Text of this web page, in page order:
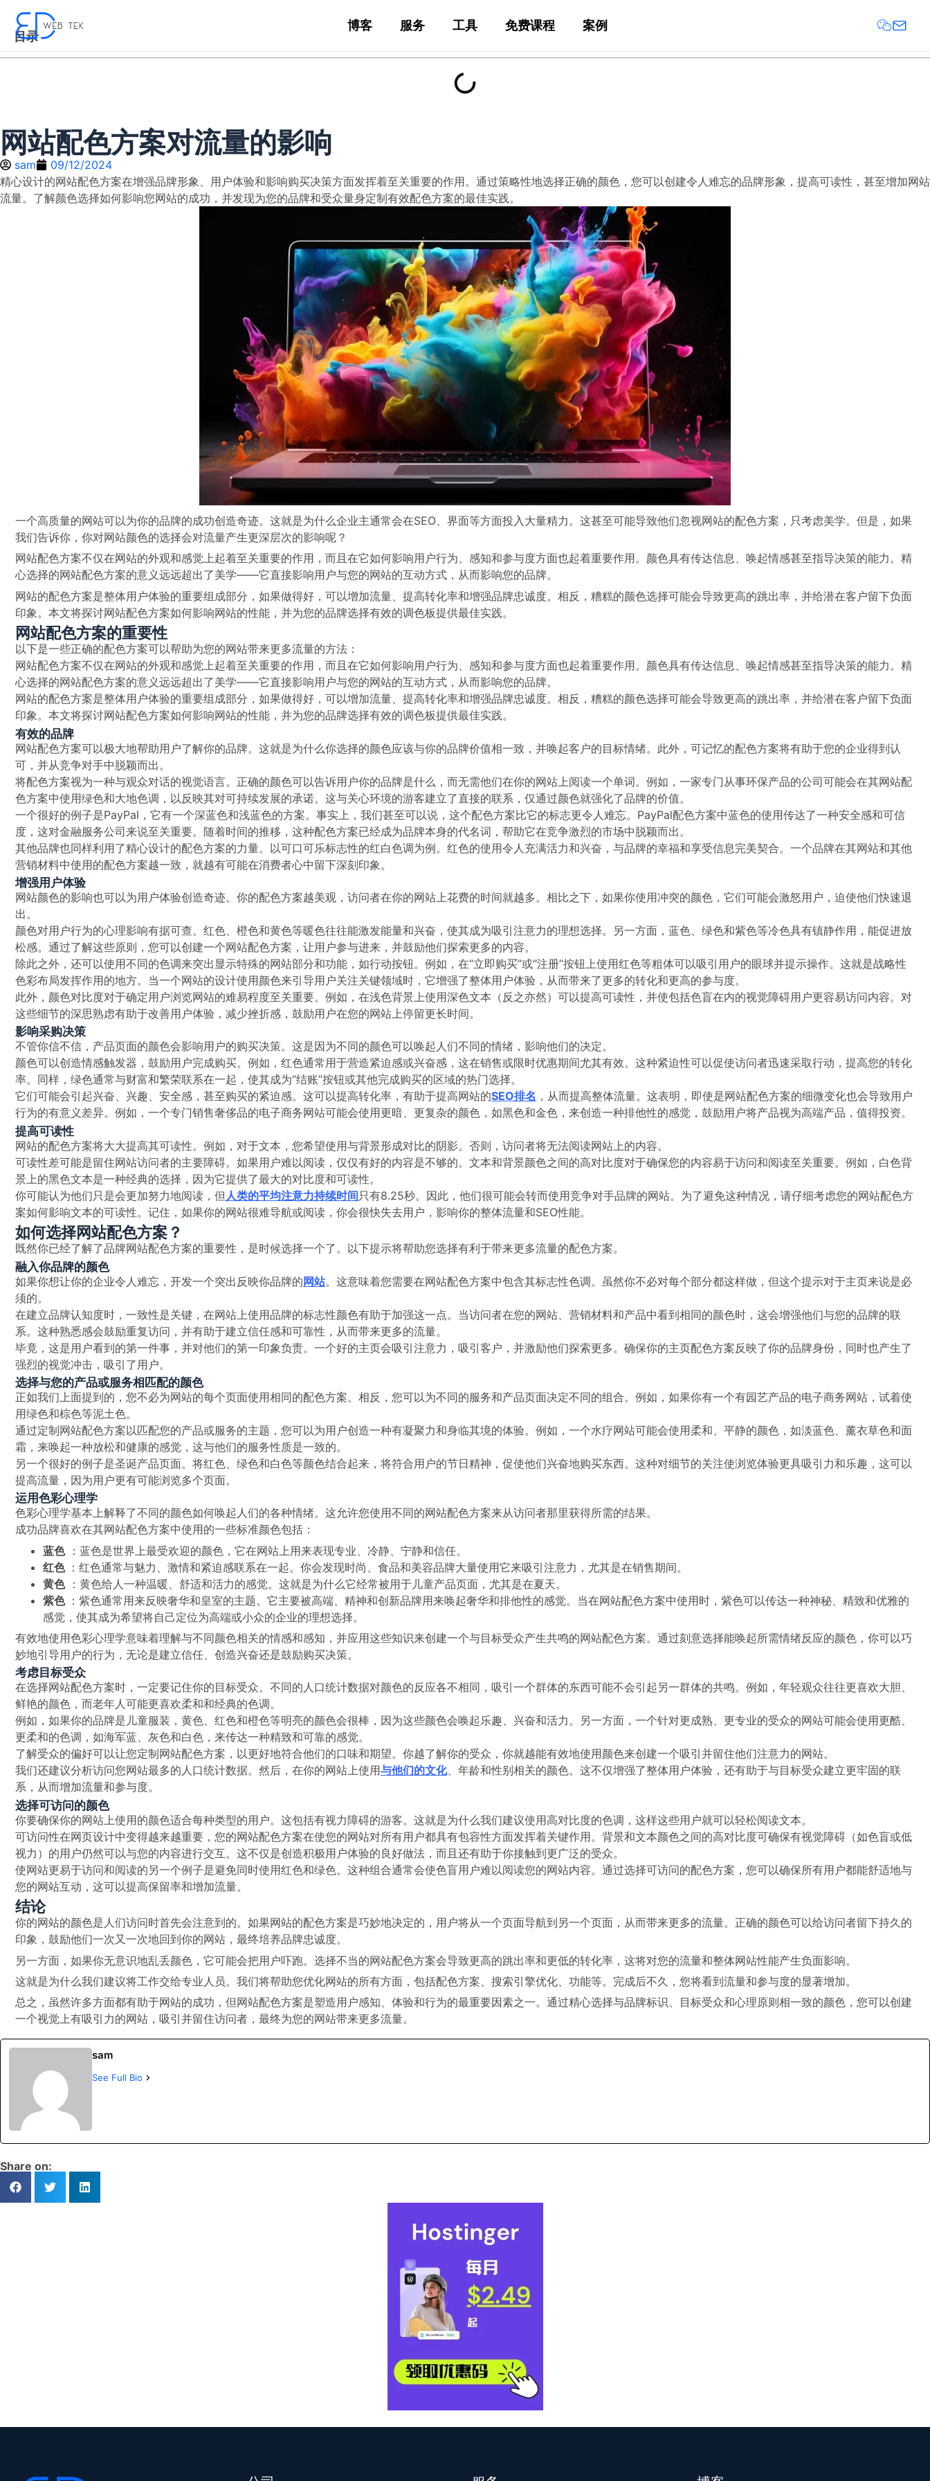
博客 服务 工具 免费课程 案例
目录
网站配色方案对流量的影响
sam
09/12/2024
精心设计的网站配色方案在增强品牌形象、用户体验和影响购买决策方面发挥着至关重要的作用。通过策略性地选择正确的颜色，您可以创建令人难忘的品牌形象，提高可读性，甚至增加网站
流量。了解颜色选择如何影响您网站的成功，并发现为您的品牌和受众量身定制有效配色方案的最佳实践。
一个高质量的网站可以为你的品牌的成功创造奇迹。这就是为什么企业主通常会在SEO、界面等方面投入大量精力。这甚至可能导致他们忽视网站的配色方案，只考虑美学。但是，如果
我们告诉你，你对网站颜色的选择会对流量产生更深层次的影响呢？
网站配色方案不仅在网站的外观和感觉上起着至关重要的作用，而且在它如何影响用户行为、感知和参与度方面也起着重要作用。颜色具有传达信息、唤起情感甚至指导决策的能力。精
心选择的网站配色方案的意义远远超出了美学——它直接影响用户与您的网站的互动方式，从而影响您的品牌。
网站的配色方案是整体用户体验的重要组成部分，如果做得好，可以增加流量、提高转化率和增强品牌忠诚度。相反，糟糕的颜色选择可能会导致更高的跳出率，并给潜在客户留下负面
印象。本文将探讨网站配色方案如何影响网站的性能，并为您的品牌选择有效的调色板提供最佳实践。
网站配色方案的重要性
以下是一些正确的配色方案可以帮助为您的网站带来更多流量的方法：
网站配色方案不仅在网站的外观和感觉上起着至关重要的作用，而且在它如何影响用户行为、感知和参与度方面也起着重要作用。颜色具有传达信息、唤起情感甚至指导决策的能力。精
心选择的网站配色方案的意义远远超出了美学——它直接影响用户与您的网站的互动方式，从而影响您的品牌。
网站的配色方案是整体用户体验的重要组成部分，如果做得好，可以增加流量、提高转化率和增强品牌忠诚度。相反，糟糕的颜色选择可能会导致更高的跳出率，并给潜在客户留下负面
印象。本文将探讨网站配色方案如何影响网站的性能，并为您的品牌选择有效的调色板提供最佳实践。
有效的品牌
网站配色方案可以极大地帮助用户了解你的品牌。这就是为什么你选择的颜色应该与你的品牌价值相一致，并唤起客户的目标情绪。此外，可记忆的配色方案将有助于您的企业得到认
可，并从竞争对手中脱颖而出。
将配色方案视为一种与观众对话的视觉语言。正确的颜色可以告诉用户你的品牌是什么，而无需他们在你的网站上阅读一个单词。例如，一家专门从事环保产品的公司可能会在其网站配
色方案中使用绿色和大地色调，以反映其对可持续发展的承诺。这与关心环境的游客建立了直接的联系，仅通过颜色就强化了品牌的价值。
一个很好的例子是PayPal，它有一个深蓝色和浅蓝色的方案。事实上，我们甚至可以说，这个配色方案比它的标志更令人难忘。PayPal配色方案中蓝色的使用传达了一种安全感和可信
度，这对金融服务公司来说至关重要。随着时间的推移，这种配色方案已经成为品牌本身的代名词，帮助它在竞争激烈的市场中脱颖而出。
其他品牌也同样利用了精心设计的配色方案的力量。以可口可乐标志性的红白色调为例。红色的使用令人充满活力和兴奋，与品牌的幸福和享受信息完美契合。一个品牌在其网站和其他
营销材料中使用的配色方案越一致，就越有可能在消费者心中留下深刻印象。
增强用户体验
网站颜色的影响也可以为用户体验创造奇迹。你的配色方案越美观，访问者在你的网站上花费的时间就越多。相比之下，如果你使用冲突的颜色，它们可能会激怒用户，迫使他们快速退
出。
颜色对用户行为的心理影响有据可查。红色、橙色和黄色等暖色往往能激发能量和兴奋，使其成为吸引注意力的理想选择。另一方面，蓝色、绿色和紫色等冷色具有镇静作用，能促进放
松感。通过了解这些原则，您可以创建一个网站配色方案，让用户参与进来，并鼓励他们探索更多的内容。
除此之外，还可以使用不同的色调来突出显示特殊的网站部分和功能，如行动按钮。例如，在“立即购买”或“注册”按钮上使用红色等粗体可以吸引用户的眼球并提示操作。这就是战略性
色彩布局发挥作用的地方。当一个网站的设计使用颜色来引导用户关注关键领域时，它增强了整体用户体验，从而带来了更多的转化和更高的参与度。
此外，颜色对比度对于确定用户浏览网站的难易程度至关重要。例如，在浅色背景上使用深色文本（反之亦然）可以提高可读性，并使包括色盲在内的视觉障碍用户更容易访问内容。对
这些细节的深思熟虑有助于改善用户体验，减少挫折感，鼓励用户在您的网站上停留更长时间。
影响采购决策
不管你信不信，产品页面的颜色会影响用户的购买决策。这是因为不同的颜色可以唤起人们不同的情绪，影响他们的决定。
颜色可以创造情感触发器，鼓励用户完成购买。例如，红色通常用于营造紧迫感或兴奋感，这在销售或限时优惠期间尤其有效。这种紧迫性可以促使访问者迅速采取行动，提高您的转化
率。同样，绿色通常与财富和繁荣联系在一起，使其成为“结账”按钮或其他完成购买的区域的热门选择。
它们可能会引起兴奋、兴趣、安全感，甚至购买的紧迫感。这可以提高转化率，有助于提高网站的SEO排名 ，从而提高整体流量。这表明，即使是网站配色方案的细微变化也会导致用户
行为的有意义差异。例如，一个专门销售奢侈品的电子商务网站可能会使用更暗、更复杂的颜色，如黑色和金色，来创造一种排他性的感觉，鼓励用户将产品视为高端产品，值得投资。
提高可读性
网站的配色方案将大大提高其可读性。例如，对于文本，您希望使用与背景形成对比的阴影。否则，访问者将无法阅读网站上的内容。
可读性差可能是留住网站访问者的主要障碍。如果用户难以阅读，仅仅有好的内容是不够的。文本和背景颜色之间的高对比度对于确保您的内容易于访问和阅读至关重要。例如，白色背
景上的黑色文本是一种经典的选择，因为它提供了最大的对比度和可读性。
你可能认为他们只是会更加努力地阅读，但 人类的平均注意力持续时间 只有8.25秒。因此，他们很可能会转而使用竞争对手品牌的网站。为了避免这种情况，请仔细考虑您的网站配色方
案如何影响文本的可读性。记住，如果你的网站很难导航或阅读，你会很快失去用户，影响你的整体流量和SEO性能。
如何选择网站配色方案？
既然你已经了解了品牌网站配色方案的重要性，是时候选择一个了。以下提示将帮助您选择有利于带来更多流量的配色方案。
融入你品牌的颜色
如果你想让你的企业令人难忘，开发一个突出反映你品牌的网站。这意味着您需要在网站配色方案中包含其标志性色调。虽然你不必对每个部分都这样做，但这个提示对于主页来说是必
须的。
在建立品牌认知度时，一致性是关键，在网站上使用品牌的标志性颜色有助于加强这一点。当访问者在您的网站、营销材料和产品中看到相同的颜色时，这会增强他们与您的品牌的联
系。这种熟悉感会鼓励重复访问，并有助于建立信任感和可靠性，从而带来更多的流量。
毕竟，这是用户看到的第一件事，并对他们的第一印象负责。一个好的主页会吸引注意力，吸引客户，并激励他们探索更多。确保你的主页配色方案反映了你的品牌身份，同时也产生了
强烈的视觉冲击，吸引了用户。
选择与您的产品或服务相匹配的颜色
正如我们上面提到的，您不必为网站的每个页面使用相同的配色方案。相反，您可以为不同的服务和产品页面决定不同的组合。例如，如果你有一个有园艺产品的电子商务网站，试着使
用绿色和棕色等泥土色。
通过定制网站配色方案以匹配您的产品或服务的主题，您可以为用户创造一种有凝聚力和身临其境的体验。例如，一个水疗网站可能会使用柔和、平静的颜色，如淡蓝色、薰衣草色和面
霜，来唤起一种放松和健康的感觉，这与他们的服务性质是一致的。
另一个很好的例子是圣诞产品页面。将红色、绿色和白色等颜色结合起来，将符合用户的节日精神，促使他们兴奋地购买东西。这种对细节的关注使浏览体验更具吸引力和乐趣，这可以
提高流量，因为用户更有可能浏览多个页面。
运用色彩心理学
色彩心理学基本上解释了不同的颜色如何唤起人们的各种情绪。这允许您使用不同的网站配色方案来从访问者那里获得所需的结果。
成功品牌喜欢在其网站配色方案中使用的一些标准颜色包括：
蓝色：蓝色是世界上最受欢迎的颜色，它在网站上用来表现专业、冷静、宁静和信任。
红色 ：红色通常与魅力、激情和紧迫感联系在一起。你会发现时尚、食品和美容品牌大量使用它来吸引注意力，尤其是在销售期间。
黄色：黄色给人一种温暖、舒适和活力的感觉。这就是为什么它经常被用于儿童产品页面，尤其是在夏天。
紫色 ：紫色通常用来反映奢华和皇室的主题。它主要被高端、精神和创新品牌用来唤起奢华和排他性的感觉。当在网站配色方案中使用时，紫色可以传达一种神秘、精致和优雅的
感觉，使其成为希望将自己定位为高端或小众的企业的理想选择。
有效地使用色彩心理学意味着理解与不同颜色相关的情感和感知，并应用这些知识来创建一个与目标受众产生共鸣的网站配色方案。通过刻意选择能唤起所需情绪反应的颜色，你可以巧
妙地引导用户的行为，无论是建立信任、创造兴奋还是鼓励购买决策。
考虑目标受众
在选择网站配色方案时，一定要记住你的目标受众。不同的人口统计数据对颜色的反应各不相同，吸引一个群体的东西可能不会引起另一群体的共鸣。例如，年轻观众往往更喜欢大胆、
鲜艳的颜色，而老年人可能更喜欢柔和和经典的色调。
例如，如果你的品牌是儿童服装，黄色、红色和橙色等明亮的颜色会很棒，因为这些颜色会唤起乐趣、兴奋和活力。另一方面，一个针对更成熟、更专业的受众的网站可能会使用更酷、
更柔和的色调，如海军蓝、灰色和白色，来传达一种精致和可靠的感觉。
了解受众的偏好可以让您定制网站配色方案，以更好地符合他们的口味和期望。你越了解你的受众，你就越能有效地使用颜色来创建一个吸引并留住他们注意力的网站。
我们还建议分析访问您网站最多的人口统计数据。然后，在你的网站上使用与他们的文化、年龄和性别相关的颜色。这不仅增强了整体用户体验，还有助于与目标受众建立更牢固的联
系，从而增加流量和参与度。
选择可访问的颜色
你要确保你的网站上使用的颜色适合每种类型的用户。这包括有视力障碍的游客。这就是为什么我们建议使用高对比度的色调，这样这些用户就可以轻松阅读文本。
可访问性在网页设计中变得越来越重要，您的网站配色方案在使您的网站对所有用户都具有包容性方面发挥着关键作用。背景和文本颜色之间的高对比度可确保有视觉障碍（如色盲或低
视力）的用户仍然可以与您的内容进行交互。这不仅是创造积极用户体验的良好做法，而且还有助于你接触到更广泛的受众。
使网站更易于访问和阅读的另一个例子是避免同时使用红色和绿色。这种组合通常会使色盲用户难以阅读您的网站内容。通过选择可访问的配色方案，您可以确保所有用户都能舒适地与
您的网站互动，这可以提高保留率和增加流量。
结论
你的网站的颜色是人们访问时首先会注意到的。如果网站的配色方案是巧妙地决定的，用户将从一个页面导航到另一个页面，从而带来更多的流量。正确的颜色可以给访问者留下持久的
印象，鼓励他们一次又一次地回到你的网站，最终培养品牌忠诚度。
另一方面，如果你无意识地乱丢颜色，它可能会把用户吓跑。选择不当的网站配色方案会导致更高的跳出率和更低的转化率，这将对您的流量和整体网站性能产生负面影响。
这就是为什么我们建议将工作交给专业人员。我们将帮助您优化网站的所有方面，包括配色方案、搜索引擎优化、功能等。完成后不久，您将看到流量和参与度的显著增加。
总之，虽然许多方面都有助于网站的成功，但网站配色方案是塑造用户感知、体验和行为的最重要因素之一。通过精心选择与品牌标识、目标受众和心理原则相一致的颜色，您可以创建
一个视觉上有吸引力的网站，吸引并留住访问者，最终为您的网站带来更多流量。
sam
See Full Bio
Share on: